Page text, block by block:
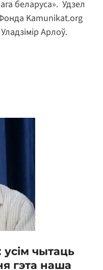
беларуса». Удзел
Kamunikat.org
Арлоў.
чытаць
гэта наша